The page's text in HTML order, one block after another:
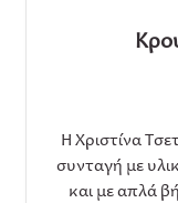
Η Χριστίνα
συνταγή με
και με απλά